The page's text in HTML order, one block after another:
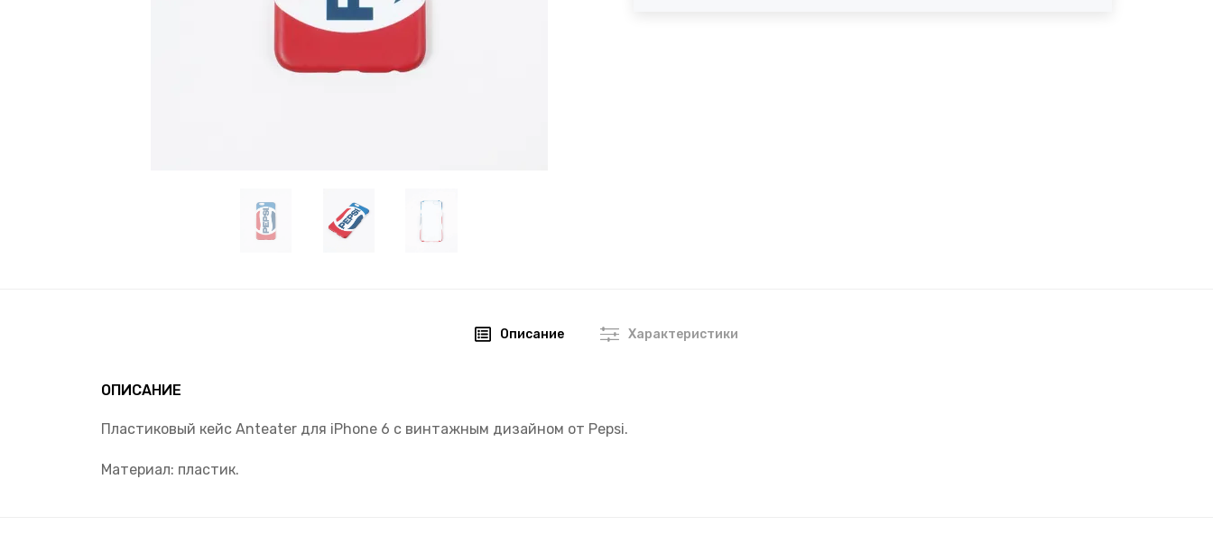
Описание Характеристики
ОПИСАНИЕ
Пластиковый кейс Anteater для iPhone 6 с винтажным дизайном от Pepsi.
Материал: пластик.